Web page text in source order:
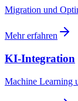
Migration und
Mehr erfahren
KI-Integration
Machine Learning